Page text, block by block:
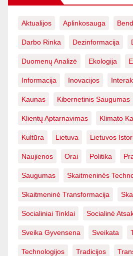
Aktualijos Aplinkosauga
Darbo Rinka Dezinformacija
Duomenų Analizė Ekologija
Informacija Inovacijos
Kaunas Kibernetinis Saugumas
Klientų Aptarnavimas Klimato
Kultūra Lietuva Lietuvos
Naujienos Orai Politika
Saugumas Skaitmeninės
Skaitmeninė Transformacija
Socialiniai Tinklai Socialinė
Sveika Gyvensena Sveikata
Technologijos Tradicijos